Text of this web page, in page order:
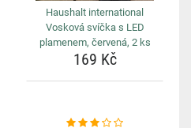
Haushalt international
Vosková svíčka s LED
plamenem, červená, 2 ks
169 Kč